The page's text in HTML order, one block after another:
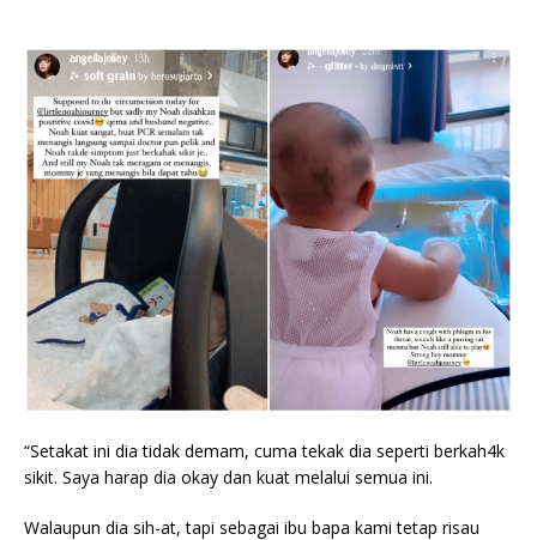
“Setakat ini dia tidak demam, cuma tekak dia seperti berkah4k
sikit. Saya harap dia okay dan kuat melalui semua ini.
Walaupun dia sih-at, tapi sebagai ibu bapa kami tetap risau